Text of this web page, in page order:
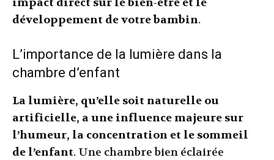
développement de votre bambin.
L’importance de la lumière dans la
chambre d’enfant
La lumière, qu’elle soit naturelle ou
artificielle, a une influence majeure sur
l’humeur, la concentration et le sommeil
de l’enfant. Une chambre bien éclairée